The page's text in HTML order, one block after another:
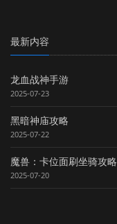
最新内容
龙血战神手游
2025-07-23
黑暗神庙攻略
2025-07-22
魔兽：卡位面刷坐骑攻略
2025-07-20